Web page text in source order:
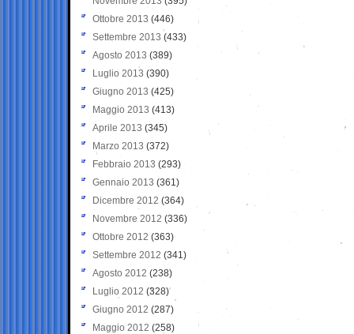
Ottobre 2013 (446)
Settembre 2013 (433)
Agosto 2013 (389)
Luglio 2013 (390)
Giugno 2013 (425)
Maggio 2013 (413)
Aprile 2013 (345)
Marzo 2013 (372)
Febbraio 2013 (293)
Gennaio 2013 (361)
Dicembre 2012 (364)
Novembre 2012 (336)
Ottobre 2012 (363)
Settembre 2012 (341)
Agosto 2012 (238)
Luglio 2012 (328)
Giugno 2012 (287)
Maggio 2012 (258)